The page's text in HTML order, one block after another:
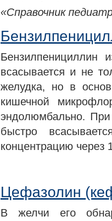
«Справочник
Бензилпенициллин
всасывается и не
желудка, но в
кишечной
эндолюмбально.
быстро
концентрацию
Цефазолин
В желчи его